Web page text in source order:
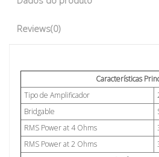
Reviews(0)
Características
Tipo de Amplificador
Bridgable
RMS Power at 4 Ohms
RMS Power at 2 Ohms